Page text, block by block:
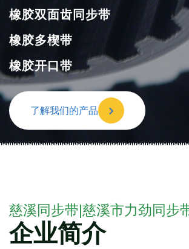
橡胶双面齿同步带
橡胶多楔带
橡胶开口带
了解我们的产品
慈溪同步带|慈溪市力劲同步
企业简介